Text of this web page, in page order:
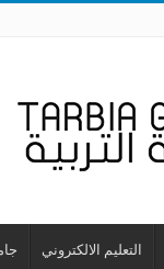
التعليم الالكتروني